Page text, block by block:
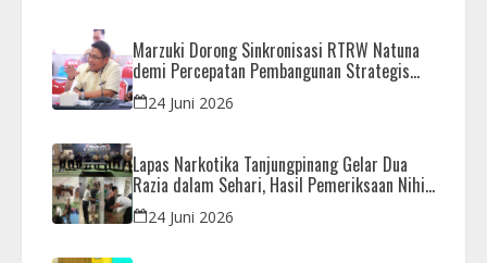
Marzuki Dorong Sinkronisasi RTRW Natuna
demi Percepatan Pembangunan Strategis
Daerah24 Juni 2026
Lapas Narkotika Tanjungpinang Gelar Dua
Razia dalam Sehari, Hasil Pemeriksaan Nihil
Barang Terlarang
24 Juni 2026